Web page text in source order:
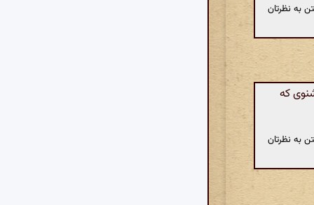
به نظرتان
که
به نظرتان